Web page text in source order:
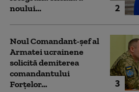
2
noului...
3
Noul Comandant-șef al
Armatei ucrainene
solicită demiterea
comandantului
Forțelor...